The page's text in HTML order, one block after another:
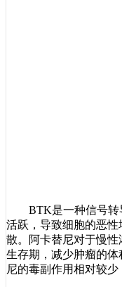
BTK是一种信号转导
活跃，导致细胞的恶
散。阿卡替尼对于慢
生存期，减少肿瘤的
尼的毒副作用相对较少